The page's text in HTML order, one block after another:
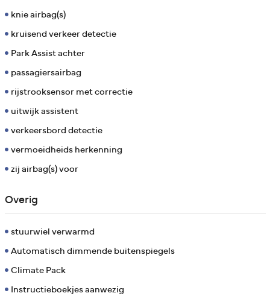
knie airbag(s)
kruisend verkeer detectie
Park Assist achter
passagiersairbag
rijstrooksensor met correctie
uitwijk assistent
verkeersbord detectie
vermoeidheids herkenning
zij airbag(s) voor
Overig
stuurwiel verwarmd
Automatisch dimmende buitenspiegels
Climate Pack
Instructieboekjes aanwezig